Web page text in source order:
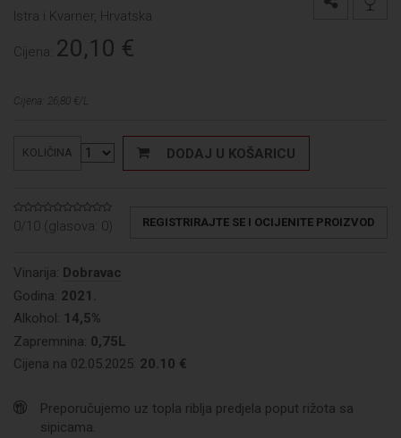
Istra i Kvarner, Hrvatska
Cijena: 20,10 €
Cijena: 26,80 €/L
KOLIČINA DODAJ U KOŠARICU
0/10 (glasova: 0) REGISTRIRAJTE SE I OCIJENITE PROIZVOD
Vinarija: Dobravac
Godina: 2021.
Alkohol: 14,5%
Zapremnina: 0,75L
Cijena na 02.05.2025: 20.10 €
Preporučujemo uz topla riblja predjela poput rižota sa
sipicama.